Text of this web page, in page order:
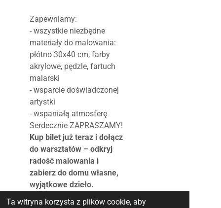
Ta witryna korzysta z plików cookie, aby
Zapewniamy:
- wszystkie niezbędne
materiały do malowania:
płótno 30x40 cm, farby
akrylowe, pędzle, fartuch
malarski
- wsparcie doświadczonej
artystki
- wspaniałą atmosferę
Serdecznie ZAPRASZAMY!
Kup bilet już teraz i dołącz
do warsztatów – odkryj
radość malowania i
zabierz do domu własne,
wyjątkowe dzieło.